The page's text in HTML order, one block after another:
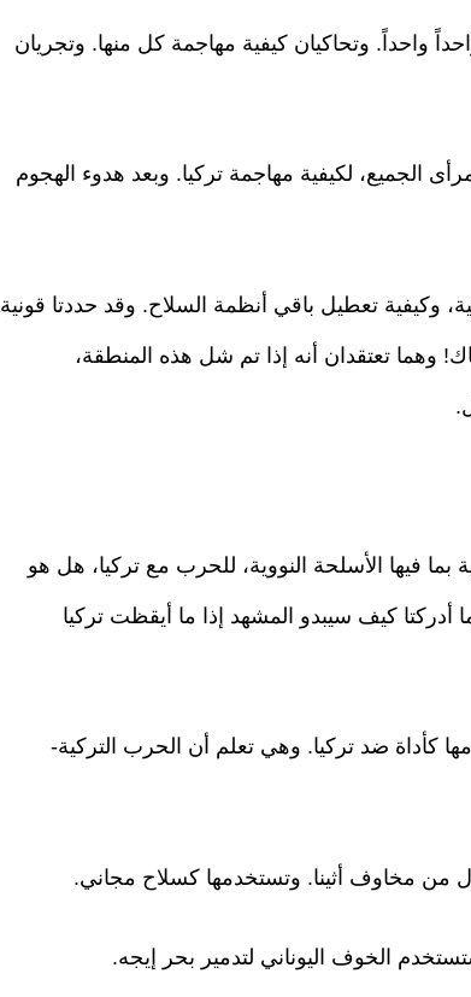
واحداً. وتحاكيان كيفية مهاجمة كل منها. وتجريان
الجميع، لكيفية مهاجمة تركيا. وبعد هدوء الهجوم
وكيفية تعطيل باقي أنظمة السلاح. وقد حددتا قونية
وهما تعتقدان أنه إذا تم شل هذه المنطقة،
فيها الأسلحة النووية، للحرب مع تركيا، هل هو
كيف سيبدو المشهد إذا ما أيقظت تركيا
كأداة ضد تركيا. وهي تعلم أن الحرب التركية-
من مخاوف أثينا. وتستخدمها كسلاح مجاني.
الخوف اليوناني لتدمير بحر إيجه.